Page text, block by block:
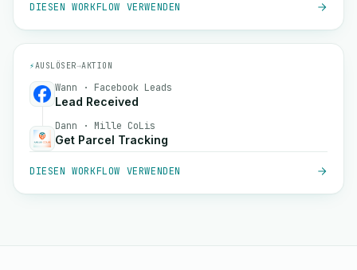
DIESEN WORKFLOW VERWENDEN
⚡AUSLÖSER→AKTION
Wann · Facebook Leads
Lead Received
Dann · Mille CoLis
Get Parcel Tracking
DIESEN WORKFLOW VERWENDEN